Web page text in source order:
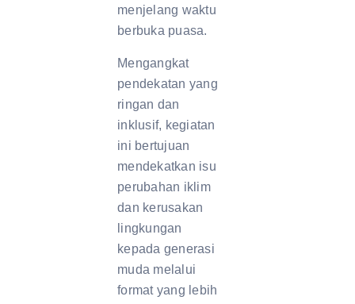
menjelang waktu
berbuka puasa.
Mengangkat
pendekatan yang
ringan dan
inklusif, kegiatan
ini bertujuan
mendekatkan isu
perubahan iklim
dan kerusakan
lingkungan
kepada generasi
muda melalui
format yang lebih